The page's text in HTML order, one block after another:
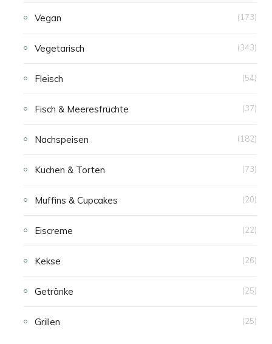
Vegan (173)
Vegetarisch (343)
Fleisch (54)
Fisch & Meeresfrüchte (37)
Nachspeisen (182)
Kuchen & Torten (73)
Muffins & Cupcakes (20)
Eiscreme (22)
Kekse (26)
Getränke (25)
Grillen (25)